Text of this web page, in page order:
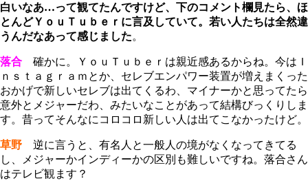
白いなあ…って観てたんですけど、下のコメント欄見たら、ほ
とんどＹｏｕＴｕｂｅｒに言及していて。若い人たちは全然違
うんだなあって感じました。
落合 確かに。ＹｏｕＴｕｂｅｒは親近感あるからね。今はＩ
ｎｓｔａｇｒａｍとか、セレブエンパワー装置が増えまくった
おかげで新しいセレブは出てくるわ、マイナーかと思ってたら
意外とメジャーだわ、みたいなことがあって結構びっくりしま
す。昔ってそんなにコロコロ新しい人は出てこなかったけど。
草野 逆に言うと、有名人と一般人の境がなくなってきてる
し、メジャーかインディーかの区別も難しいですね。落合さん
はテレビ観ます？